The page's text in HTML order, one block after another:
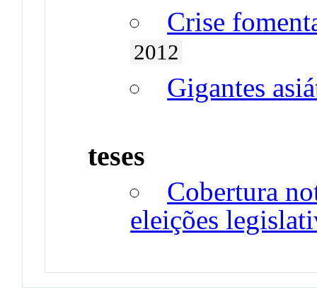
Crise
2012
Gigantes
teses
Cobertura
eleições